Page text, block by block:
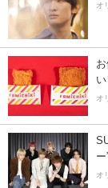
オ
い
オ
ー
オ